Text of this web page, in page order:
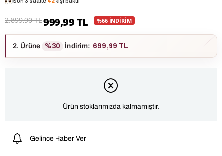
2.899,90 TL999,99 TL %66 İNDİRİM
2. Ürüne %30 İndirim: 699,99 TL
Ürün stoklarımızda kalmamıştır.
Gelince Haber Ver